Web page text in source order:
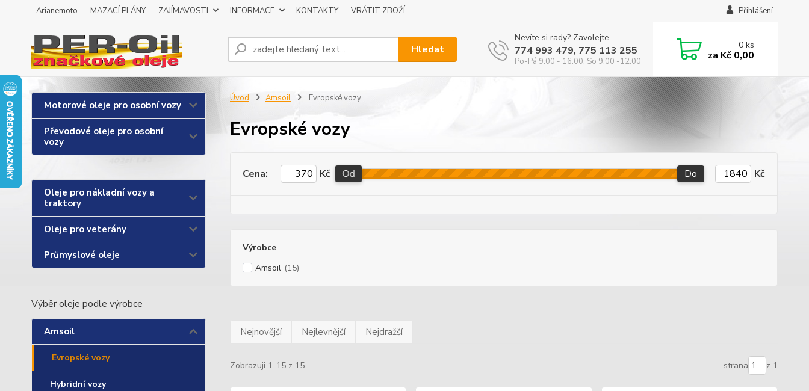
Arianemoto MAZACÍ PLÁNY ZAJÍMAVOSTI INFORMACE KONTAKTY VRÁTIT ZBOŽÍ Přihlášení
Hledat
Nevíte si rady? Zavolejte.
774 993 479, 775 113 255
Po-Pá 9.00 - 16.00, So 9.00 -12.00
0ks
za Kč 0,00
Motorové oleje pro osobní vozy
Převodové oleje pro osobní
vozy
Oleje pro nákladní vozy a
traktory
Oleje pro veterány
Průmyslové oleje
Výběr oleje podle výrobce
Amsoil
Evropské vozy
Hybridní vozy
Úvod Amsoil Evropské vozy
Evropské vozy
Cena: Kč Od Do Kč
Výrobce
Amsoil (15)
Nejnovější Nejlevnější Nejdražší
Zobrazuji 1-15 z 15 strana z 1